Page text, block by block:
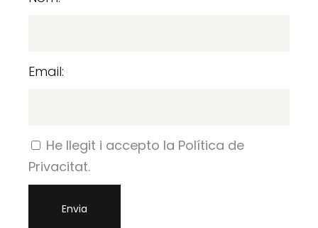
Email:
He llegit i accepto la Política de
Privacitat.